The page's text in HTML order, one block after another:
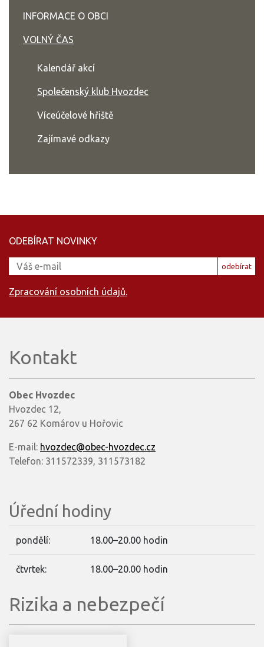
INFORMACE O OBCI
VOLNÝ ČAS
Kalendář akcí
Společenský klub Hvozdec
Víceúčelové hřiště
Zajímavé odkazy
ODEBÍRAT NOVINKY
odebírat
Zpracování osobních údajů.
Kontakt
Obec Hvozdec
Hvozdec 12,
267 62 Komárov u Hořovic
E-mail: hvozdec@obec-hvozdec.cz
Telefon: 311572339, 311573182
Úřední hodiny
pondělí: 18.00–20.00 hodin
čtvrtek: 18.00–20.00 hodin
Rizika a nebezpečí